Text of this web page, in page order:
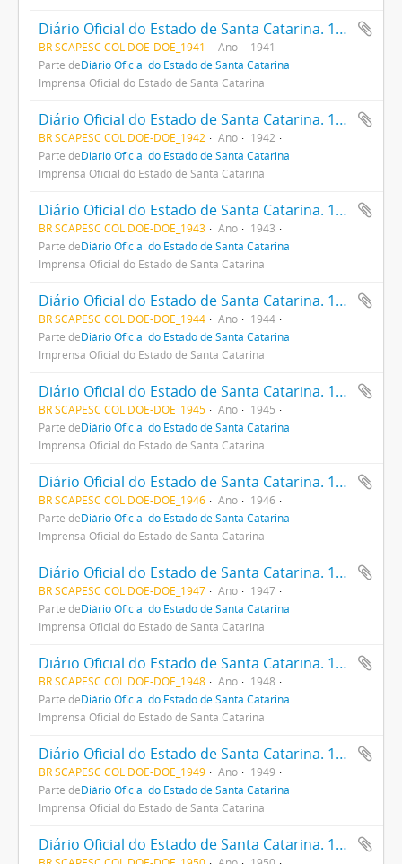
Diário Oficial do Estado de Santa Catarina. 1941
BR SCAPESC COL DOE-DOE_1941 Ano
1941
Parte deDiário Oficial do Estado de Santa Catarina
Imprensa Oficial do Estado de Santa Catarina
Diário Oficial do Estado de Santa Catarina. 1942
BR SCAPESC COL DOE-DOE_1942 Ano
1942
Parte deDiário Oficial do Estado de Santa Catarina
Imprensa Oficial do Estado de Santa Catarina
Diário Oficial do Estado de Santa Catarina. 1943
BR SCAPESC COL DOE-DOE_1943 Ano
1943
Parte deDiário Oficial do Estado de Santa Catarina
Imprensa Oficial do Estado de Santa Catarina
Diário Oficial do Estado de Santa Catarina. 1944
BR SCAPESC COL DOE-DOE_1944 Ano
1944
Parte deDiário Oficial do Estado de Santa Catarina
Imprensa Oficial do Estado de Santa Catarina
Diário Oficial do Estado de Santa Catarina. 1945
BR SCAPESC COL DOE-DOE_1945 Ano
1945
Parte deDiário Oficial do Estado de Santa Catarina
Imprensa Oficial do Estado de Santa Catarina
Diário Oficial do Estado de Santa Catarina. 1946
BR SCAPESC COL DOE-DOE_1946 Ano
1946
Parte deDiário Oficial do Estado de Santa Catarina
Imprensa Oficial do Estado de Santa Catarina
Diário Oficial do Estado de Santa Catarina. 1947
BR SCAPESC COL DOE-DOE_1947 Ano
1947
Parte deDiário Oficial do Estado de Santa Catarina
Imprensa Oficial do Estado de Santa Catarina
Diário Oficial do Estado de Santa Catarina. 1948
BR SCAPESC COL DOE-DOE_1948 Ano
1948
Parte deDiário Oficial do Estado de Santa Catarina
Imprensa Oficial do Estado de Santa Catarina
Diário Oficial do Estado de Santa Catarina. 1949
BR SCAPESC COL DOE-DOE_1949 Ano
1949
Parte deDiário Oficial do Estado de Santa Catarina
Imprensa Oficial do Estado de Santa Catarina
Diário Oficial do Estado de Santa Catarina. 1950